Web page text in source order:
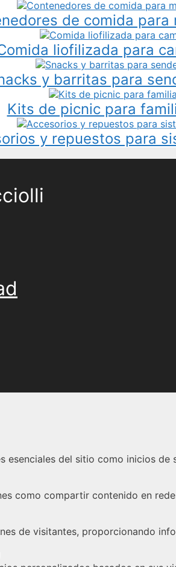
de comida para
liofilizada para
y barritas para
Kits de picnic para
y repuestos para
esenciales del sitio como inicios
como compartir contenido en
de visitantes, proporcionando